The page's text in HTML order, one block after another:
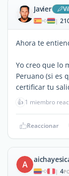
Javier
|
Ahora te
Yo creo que lo
Peruano (si es
certificar tu
👍 1 miembro
Reaccionar
A
| 4